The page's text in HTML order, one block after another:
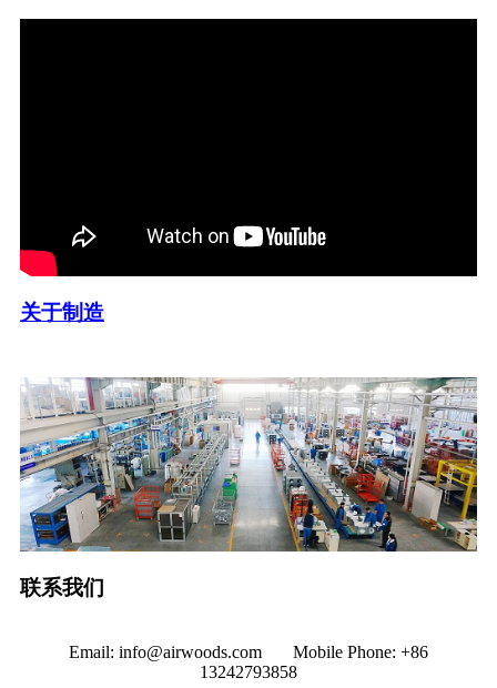
关于制造
联系我们
Email: info@airwoods.com Mobile Phone: +86
13242793858‬